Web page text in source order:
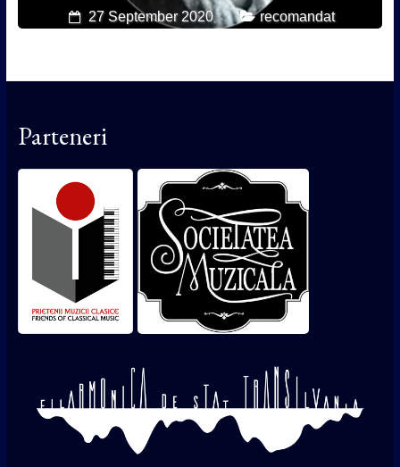
27 September 2020 recomandat
Parteneri